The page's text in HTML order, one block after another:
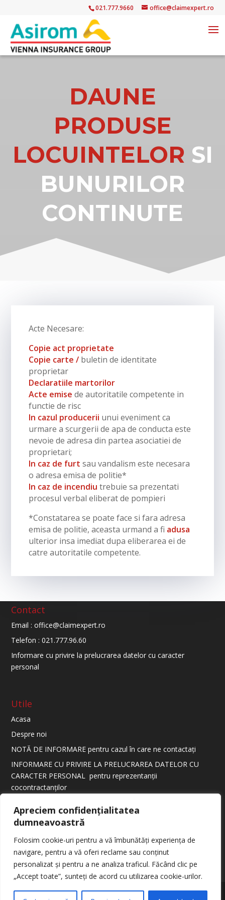
Apreciem confidențialitatea
dumneavoastră
Folosim cookie-uri pentru a vă îmbunătăți experiența de
navigare, pentru a vă oferi reclame sau conținut
personalizat și pentru a ne analiza traficul. Făcând clic pe
„Accept toate”, sunteți de acord cu utilizarea cookie-urilor.
021.777.9660 office@claimexpert.ro
DAUNE
PRODUSE
LOCUINTELOR SI
BUNURILOR
CONTINUTE
Acte Necesare:
Copie act proprietate
Copie carte / buletin de identitate
proprietar
Declaratiile martorilor
Acte emise de autoritatile competente in
functie de risc
In cazul producerii unui eveniment ca
urmare a scurgerii de apa de conducta este
nevoie de adresa din partea asociatiei de
proprietari;
In caz de furt sau vandalism este necesara
o adresa emisa de politie*
In caz de incendiu trebuie sa prezentati
procesul verbal eliberat de pompieri
*Constatarea se poate face si fara adresa
emisa de politie, aceasta urmand a fi adusa
ulterior insa imediat dupa eliberarea ei de
catre autoritatile competente.
Contact
Email :office@claimexpert.ro
Telefon :021.777.96.60
Informare cu privire la prelucrarea datelor cu caracter
personal
Utile
Acasa
Despre noi
NOTĂ DE INFORMARE pentru cazul în care ne contactați
INFORMARE CU PRIVIRE LA PRELUCRAREA DATELOR CU
CARACTER PERSONAL pentru reprezentanții
cocontractanților
Designed by The Webers | Politica de confidentialitate